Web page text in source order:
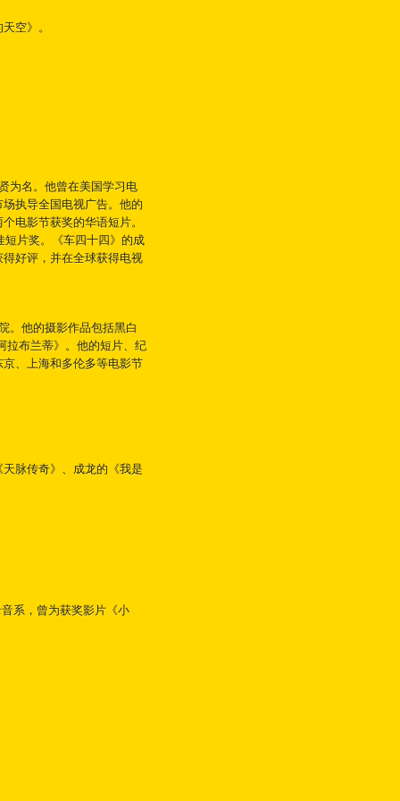
空》。
为名。他曾在美国学习电
执导全国电视广告。他的
电影节获奖的华语短片。
片奖。《车四十四》的成
好评，并在全球获得电视
。他的摄影作品包括黑白
布兰蒂》。他的短片、纪
、上海和多伦多等电影节
脉传奇》、成龙的《我是
系，曾为获奖影片《小